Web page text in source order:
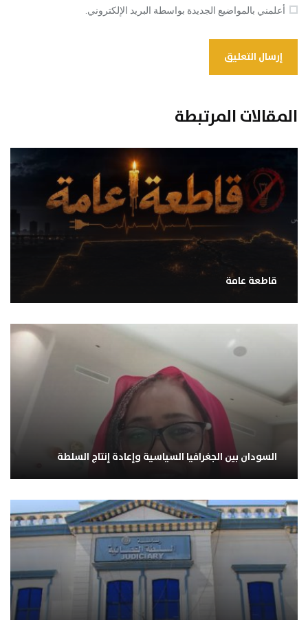
أعلمني بالمواضيع الجديدة بواسطة البريد الإلكتروني.
المقالات المرتبطة
قاطعة عامة
السودان بين الجغرافيا السياسية وإعادة إنتاج السلطة